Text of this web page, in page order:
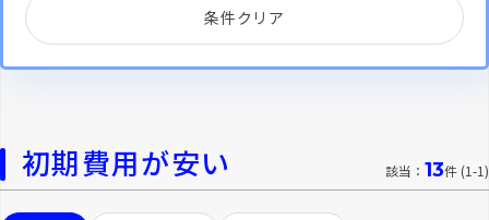
条件クリア
初期費用が安い 該当： 13件 (1-1)